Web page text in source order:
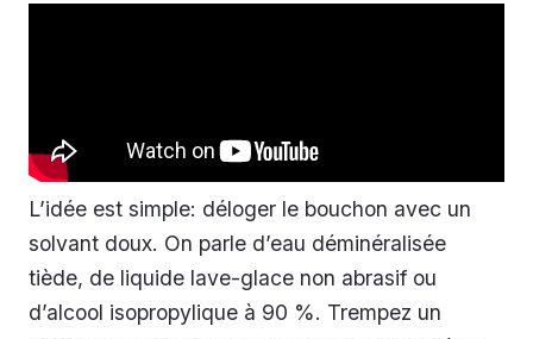
L’idée est simple: déloger le bouchon avec un
solvant doux. On parle d’eau déminéralisée
tiède, de liquide lave-glace non abrasif ou
d’alcool isopropylique à 90 %. Trempez un